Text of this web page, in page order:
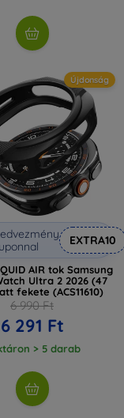
Újdonság
EXTRA10
AIR tok Samsung
Ultra 2 2026 (47
fekete (ACS11610)
6 990 Ft
6 291 Ft
> 5 darab